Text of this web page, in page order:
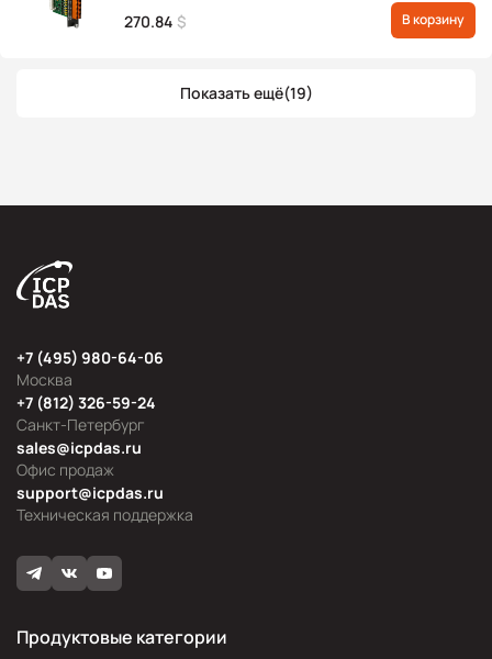
270.84 $ В корзину
Показать ещё(19)
Москва
+7 (495) 980-64-06
Офис продаж
sales@icpdas.ru
Санкт-Петербург
+7 (812) 326-59-24
Техническая поддержка
support@icpdas.ru
Продуктовые категории